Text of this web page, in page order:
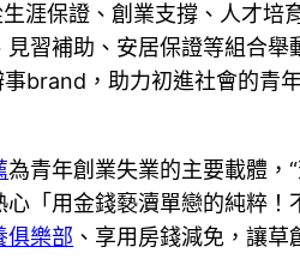
涯保證、創業支撐、人才
習補助、安居保證等組合舉
事brand，助力初進社會的青
為青年創業失業的主要載體，
「用金錢褻瀆單戀的純粹
俱樂部 、享用房錢減免，讓